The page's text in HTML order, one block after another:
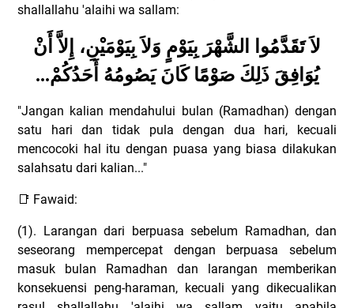
shallallahu 'alaihi wa sallam:
لاَ تَقَدَّمُوا الشَّهْرَ بِيَوْمٍ وَلاَ بِيَوْمَيْنِ، إِلاَّ أَنْ
يُوَافِقَ ذَلِكَ صَوْمًا كَانَ يَصُومُهُ أَحَدُكُمْ...
"Jangan kalian mendahului bulan (Ramadhan) dengan
satu hari dan tidak pula dengan dua hari, kecuali
mencocoki hal itu dengan puasa yang biasa dilakukan
salahsatu dari kalian..."
📑 Fawaid:
(1). Larangan dari berpuasa sebelum Ramadhan, dan
seseorang mempercepat dengan berpuasa sebelum
masuk bulan Ramadhan dan larangan memberikan
konsekuensi peng-haraman, kecuali yang dikecualikan